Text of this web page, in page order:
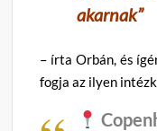
akarnak”
– írta Orbán, és
fogja az ilyen